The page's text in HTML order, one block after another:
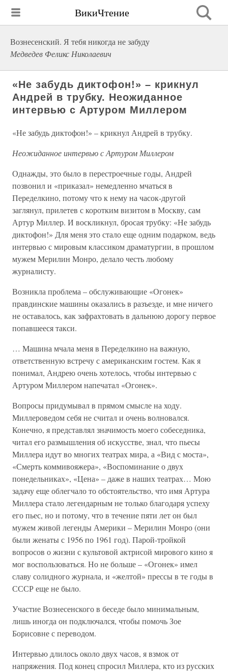
ВикиЧтение
Вознесенский. Я тебя никогда не забуду
Медведев Феликс Николаевич
«Не забудь диктофон!» – крикнул
Андрей в трубку. Неожиданное
интервью с Артуром Миллером
«Не забудь диктофон!» – крикнул Андрей в трубку.
Неожиданное интервью с Артуром Миллером
Однажды, это было в перестроечные годы, Андрей
позвонил и «приказал» немедленно мчаться в
Переделкино, потому что к нему на часок-другой
заглянул, прилетев с коротким визитом в Москву, сам
Артур Миллер. И воскликнул, бросая трубку: «Не забудь
диктофон!» Для меня это стало еще одним подарком, ведь
интервью с мировым классиком драматургии, в прошлом
мужем Мерилин Монро, делало честь любому
журналисту.
Возникла проблема – обслуживающие «Огонек»
правдинские машины оказались в разъезде, и мне ничего
не оставалось, как зафрахтовать в дальнюю дорогу первое
попавшееся такси.
… Машина мчала меня в Переделкино на важную,
ответственную встречу с американским гостем. Как я
понимал, Андрею очень хотелось, чтобы интервью с
Артуром Миллером напечатал «Огонек».
Вопросы придумывал в прямом смысле на ходу.
Миллероведом себя не считал и очень волновался.
Конечно, я представлял значимость моего собеседника,
читал его размышления об искусстве, знал, что пьесы
Миллера идут во многих театрах мира, а «Вид с моста»,
«Смерть коммивояжера», «Воспоминание о двух
понедельниках», «Цена» – даже в наших театрах… Мою
задачу еще облегчало то обстоятельство, что имя Артура
Миллера стало легендарным не только благодаря успеху
его пьес, но и потому, что в течение пяти лет он был
мужем живой легенды Америки – Мерилин Монро (они
были женаты с 1956 по 1961 год). Парой-тройкой
вопросов о жизни с культовой актрисой мирового кино я
мог воспользоваться. Но не больше – «Огонек» имел
славу солидного журнала, и «желтой» прессы в те годы в
СССР еще не было.
Участие Вознесенского в беседе было минимальным,
лишь иногда он подключался, чтобы помочь Зое
Борисовне с переводом.
Интервью длилось около двух часов, я взмок от
напряжения. Под конец спросил Миллера, кто из русских